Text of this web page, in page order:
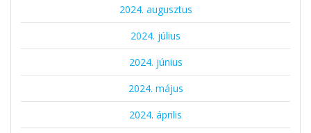
2024. augusztus
2024. július
2024. június
2024. május
2024. április